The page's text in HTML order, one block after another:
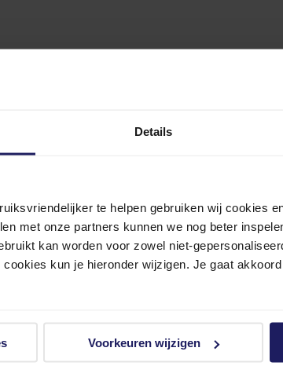
Details
te helpen gebruiken wij cookies
met onze partners kunnen we nog beter
kan worden voor zowel niet-
kun je hieronder wijzigen. Je gaat
Voorkeuren wijzigen